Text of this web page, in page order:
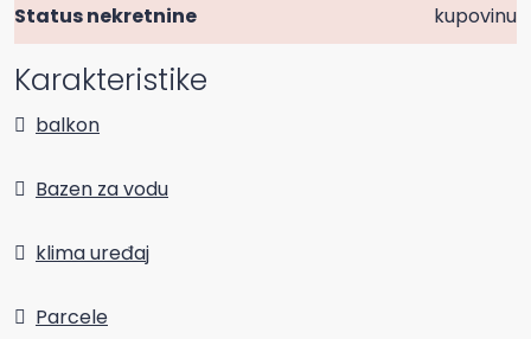
Status nekretnine
kupovinu
Karakteristike
balkon
Bazen za vodu
klima uređaj
Parcele